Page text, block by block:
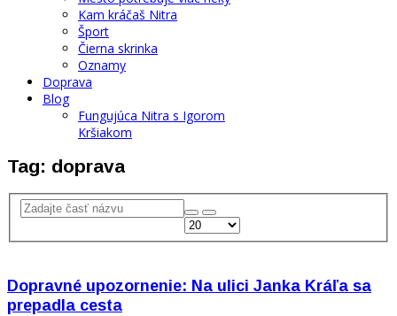
Kam kráčaš Nitra
Šport
Čierna skrinka
Oznamy
Doprava
Blog
Fungujúca Nitra s Igorom
Kršiakom
Tag: doprava
Dopravné upozornenie: Na ulici Janka Kráľa sa
prepadla cesta